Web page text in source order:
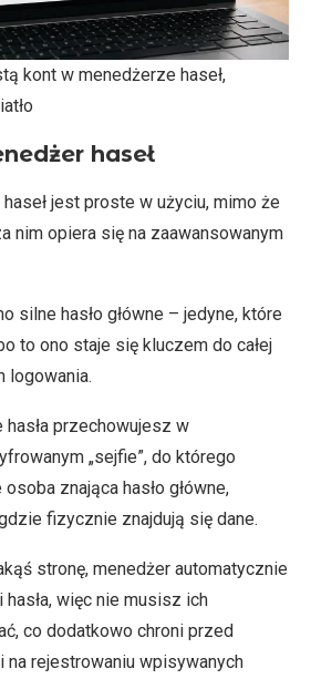
kont w menedżerze haseł,
haseł
haseł jest proste w użyciu, mimo że
nim opiera się na zaawansowanym
silne hasło główne – jedyne, które
to ono staje się kluczem do całej
logowania.
przechowujesz w
„sejfie”, do którego
znająca hasło główne,
fizycznie znajdują się dane.
stronę, menedżer automatycznie
hasła, więc nie musisz ich
co dodatkowo chroni przed
na rejestrowaniu wpisywanych